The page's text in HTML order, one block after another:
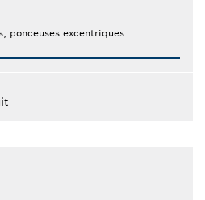
ponceuses excentriques